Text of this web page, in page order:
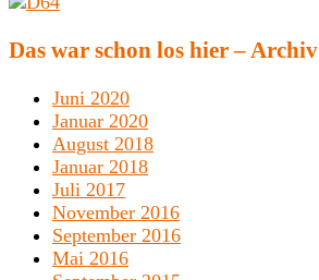
Das war schon los hier – Archiv
Juni 2020
Januar 2020
August 2018
Januar 2018
Juli 2017
November 2016
September 2016
Mai 2016